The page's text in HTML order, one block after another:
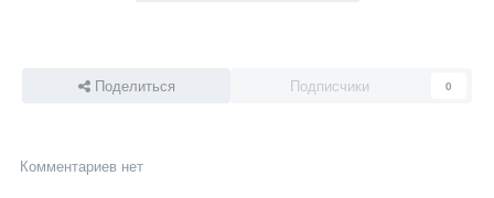
Поделиться Подписчики 0
Комментариев нет